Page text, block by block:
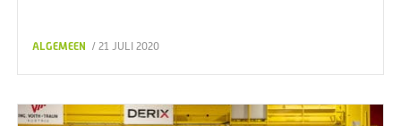
ALGEMEEN / 21 JULI 2020